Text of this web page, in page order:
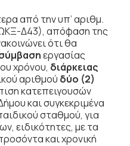
από την υπ’ αριθμ.
Δ43), απόφαση της
ότι θα
εργασίας
χρόνου, διάρκειας
αριθμού δύο (2)
κατεπειγουσών
και συγκεκριμένα
σταθμού, για
ειδικότητες, με τα
και χρονική